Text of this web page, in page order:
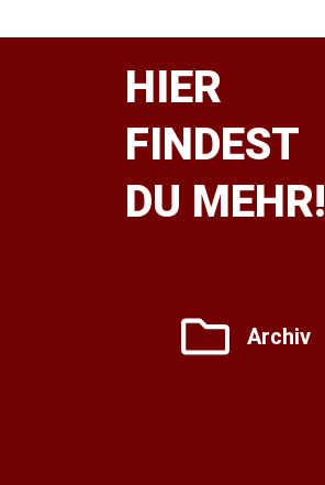
HIER
FINDEST
DU MEHR!
Archiv